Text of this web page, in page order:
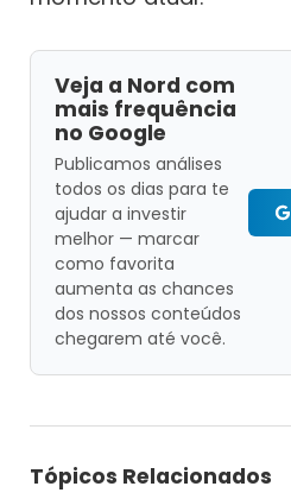
Veja a Nord com
mais frequência
no Google
Publicamos análises
todos os dias para te
ajudar a investir
melhor — marcar
como favorita
aumenta as chances
dos nossos conteúdos
chegarem até você.
Tópicos Relacionados